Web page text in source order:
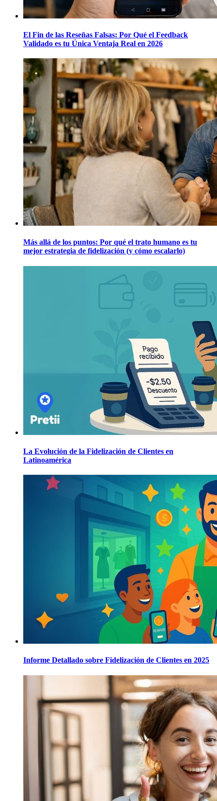
El Fin de las Reseñas Falsas: Por Qué el Feedback
Validado es tu Única Ventaja Real en 2026
Más allá de los puntos: Por qué el trato humano es tu
mejor estrategia de fidelización (y cómo escalarlo)
La Evolución de la Fidelización de Clientes en
Latinoamérica
Informe Detallado sobre Fidelización de Clientes en 2025